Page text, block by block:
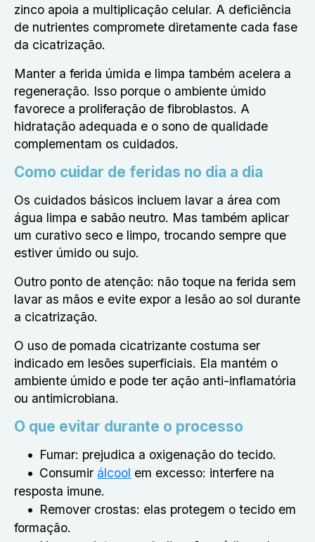
zinco apoia a multiplicação celular. A deficiência
de nutrientes compromete diretamente cada fase
da cicatrização.
Manter a ferida úmida e limpa também acelera a
regeneração. Isso porque o ambiente úmido
favorece a proliferação de fibroblastos. A
hidratação adequada e o sono de qualidade
complementam os cuidados.
Como cuidar de feridas no dia a dia
Os cuidados básicos incluem lavar a área com
água limpa e sabão neutro. Mas também aplicar
um curativo seco e limpo, trocando sempre que
estiver úmido ou sujo.
Outro ponto de atenção: não toque na ferida sem
lavar as mãos e evite expor a lesão ao sol durante
a cicatrização.
O uso de pomada cicatrizante costuma ser
indicado em lesões superficiais. Ela mantém o
ambiente úmido e pode ter ação anti-inflamatória
ou antimicrobiana.
O que evitar durante o processo
Fumar: prejudica a oxigenação do tecido.
Consumir álcool em excesso: interfere na
resposta imune.
Remover crostas: elas protegem o tecido em
formação.